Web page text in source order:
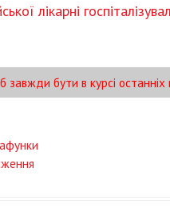
лікарні
завжди бути в курсі останніх